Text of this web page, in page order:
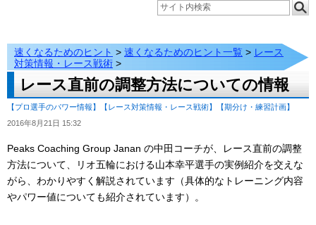
速くなるためのヒント > 速くなるためのヒント一覧 > レース
対策情報・レース戦術 >
レース直前の調整方法についての情報
【プロ選手のパワー情報】 【レース対策情報・レース戦術】
【期分け・練習計画】
2016年8月21日 15:32
Peaks Coaching Group Janan の中田コーチが、レース直前の調整
方法について、リオ五輪における山本幸平選手の実例紹介を交えな
がら、わかりやすく解説されています（具体的なトレーニング内容
やパワー値についても紹介されています）。